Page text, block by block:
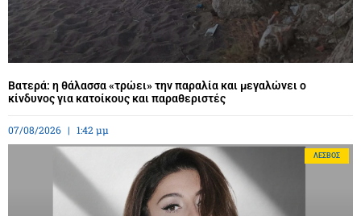
Βατερά: η θάλασσα «τρώει» την παραλία και μεγαλώνει ο
κίνδυνος για κατοίκους και παραθεριστές
07/08/2026 1:42 μμ
ΛΈΣΒΟΣ